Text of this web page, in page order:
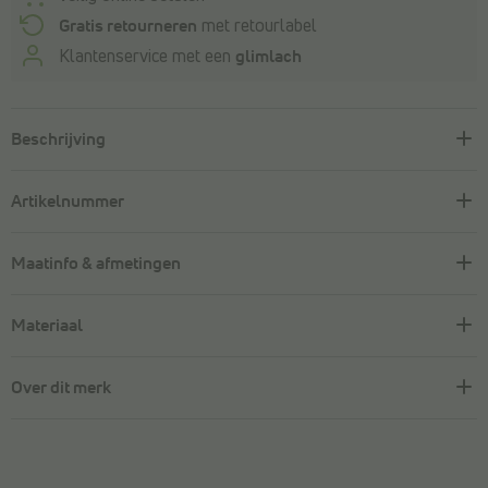
Gratis retourneren met retourlabel
Klantenservice met een glimlach
Beschrijving
Artikelnummer
Maatinfo & afmetingen
Materiaal
Over dit merk